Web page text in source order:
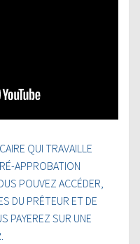
QUI TRAVAILLE
APPROBATION
POUVEZ ACCÉDER,
DU PRÊTEUR ET DE
PAYEREZ SUR UNE